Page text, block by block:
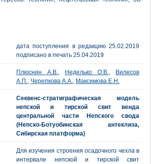
дата поступления в редакцию 25.02.2019
подписано в печать 25.04.2019
Плюснин А.В., Неделько О.В.,
Вилесов
А.П., Черепкова А.А., Максимова Е.Н.
Секвенс-стратиграфическая модель
непской и тирской свит венда
центральной части Непского свода
(Непско-Ботуобинская антеклиза,
Сибирская платформа)
Для изучения строения осадочного чехла в
интервале непской и тирской свит